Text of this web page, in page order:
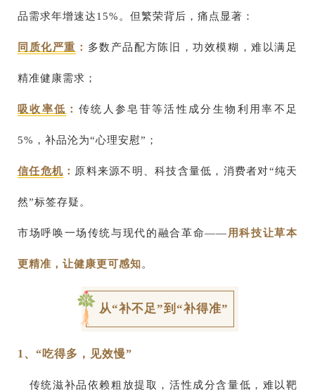
品需求年增速达15%。但繁荣背后，痛点显著：
同质化严重 ： 多数产品配方陈旧，功效模糊，难以满足
精准健康需求；
吸收率低 ： 传统人参皂苷等活性成分生物利用率不足
5%，补品沦为“心理安慰”；
信任危机 ： 原料来源不明、科技含量低，消费者对“纯天
然”标签存疑。
市场呼唤一场传统与现代的融合革命——用科技让草本
更精准，让健康更可感知。
从“补不足”到“补得准”
1、“吃得多，见效慢”
传统滋补品依赖粗放提取，活性成分含量低，难以靶